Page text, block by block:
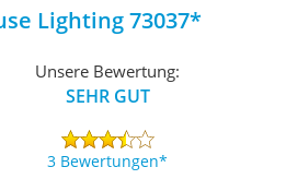
Lighting 73037
Unsere Bewertung:
SEHR GUT
3 Bewertungen